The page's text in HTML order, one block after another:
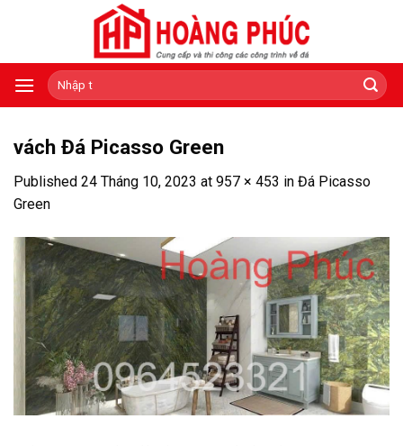
Tìm
kiếm:
vách Đá Picasso Green
Published 24 Tháng 10, 2023 at 957 × 453 in Đá Picasso
Green